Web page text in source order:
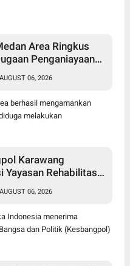
Area Ringkus
Penganiayaan
Alami Luka
AUGUST 06, 2026
berhasil mengamankan
melakukan
Karawang
Yayasan Rehabilitasi
AUGUST 06, 2026
Indonesia menerima
dan Politik (Kesbangpol)